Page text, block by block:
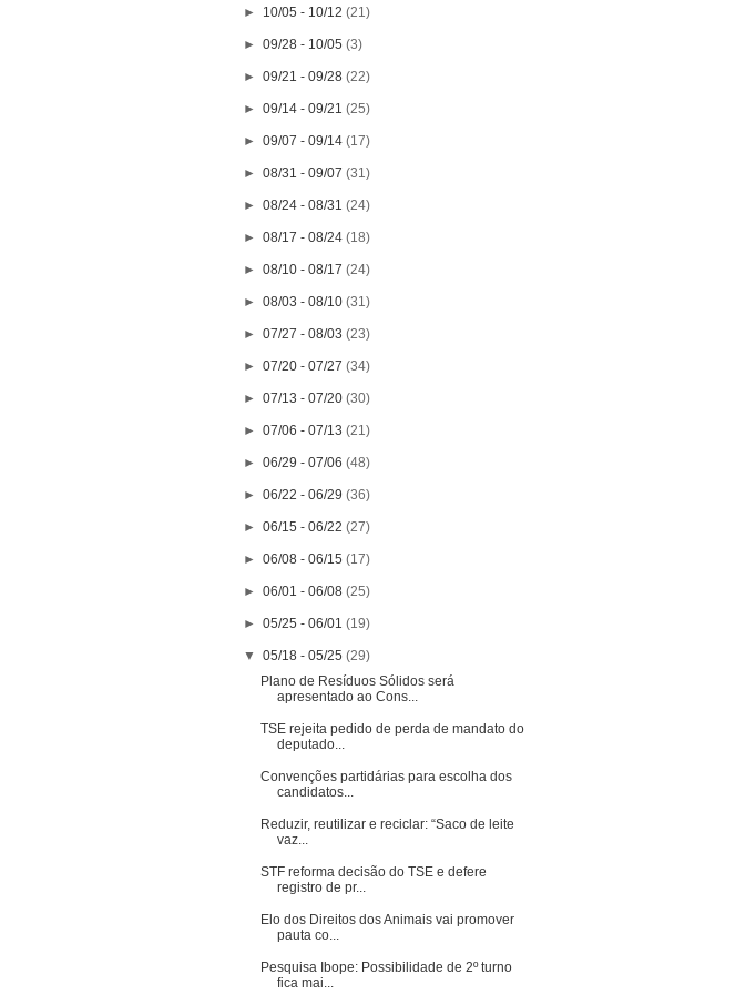
► 10/05 - 10/12(21)
►09/28 - 10/05(3)
►09/21 - 09/28(22)
►09/14 - 09/21(25)
►09/07 - 09/14(17)
►08/31 - 09/07(31)
►08/24 - 08/31(24)
►08/17 - 08/24(18)
►08/10 - 08/17(24)
►08/03 - 08/10(31)
►07/27 - 08/03(23)
►07/20 - 07/27(34)
►07/13 - 07/20(30)
►07/06 - 07/13(21)
►06/29 - 07/06(48)
►06/22 - 06/29(36)
►06/15 - 06/22(27)
►06/08 - 06/15(17)
►06/01 - 06/08(25)
►05/25 - 06/01(19)
▼05/18 - 05/25(29)
Plano de Resíduos Sólidos será
apresentado ao Cons...
TSE rejeita pedido de perda de mandato do
deputado...
Convenções partidárias para escolha dos
candidatos...
Reduzir, reutilizar e reciclar: “Saco de leite
vaz...
STF reforma decisão do TSE e defere
registro de pr...
Elo dos Direitos dos Animais vai promover
pauta co...
Pesquisa Ibope: Possibilidade de 2º turno
fica mai...